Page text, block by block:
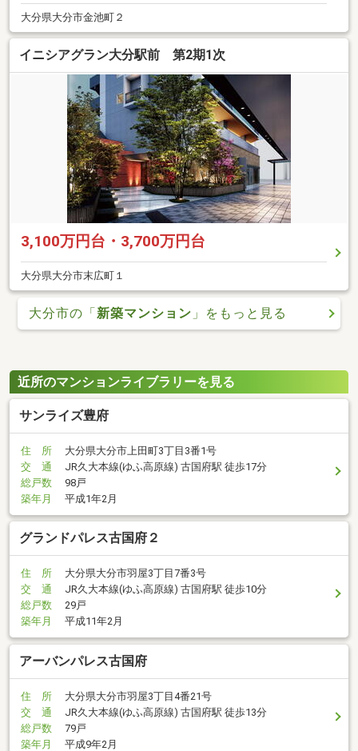
大分県大分市金池町２
イニシアグラン大分駅前 第2期1次
3,100万円台・3,700万円台
大分県大分市末広町１
大分市の「新築マンション 」をもっと見る
近所のマンションライブラリーを見る
サンライズ豊府
住 所
大分県大分市上田町3丁目3番1号
交 通
JR久大本線(ゆふ高原線) 古国府駅 徒歩17分
総戸数
98戸
築年月
平成1年2月
グランドパレス古国府２
住 所
大分県大分市羽屋3丁目7番3号
交 通
JR久大本線(ゆふ高原線) 古国府駅 徒歩10分
総戸数
29戸
築年月
平成11年2月
アーバンパレス古国府
住 所
大分県大分市羽屋3丁目4番21号
交 通
JR久大本線(ゆふ高原線) 古国府駅 徒歩13分
総戸数
79戸
築年月
平成9年2月